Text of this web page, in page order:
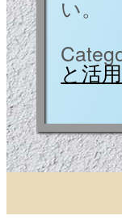
い。
と活